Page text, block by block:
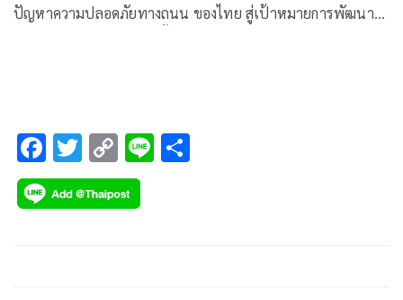
ปัญหาความปลอดภัยทางถนน ของไทย สู่เป้าหมายการพัฒนาที่
F
ac
e
T
wi
tt
C
o
p
Li